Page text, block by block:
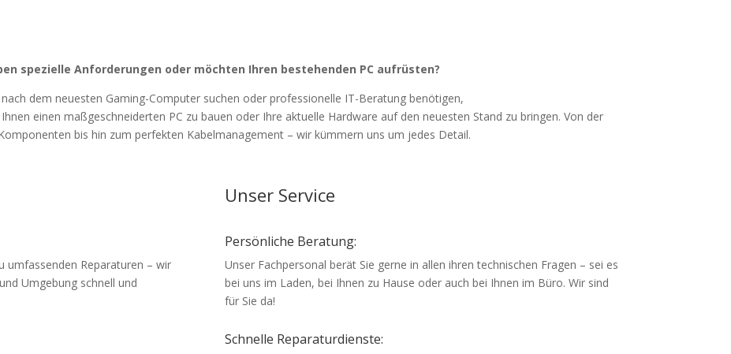
spezielle Anforderungen oder möchten Ihren bestehenden PC aufrüsten?
nach dem neuesten Gaming-Computer suchen oder professionelle IT-Beratung benötigen,
einen maßgeschneiderten PC zu bauen oder Ihre aktuelle Hardware auf den neuesten Stand zu bringen. Von der
bis hin zum perfekten Kabelmanagement – wir kümmern uns um jedes Detail.
umfassenden Reparaturen – wir
Umgebung schnell und
Unser Service
Persönliche Beratung:
Unser Fachpersonal berät Sie gerne in allen ihren technischen Fragen – sei es
bei uns im Laden, bei Ihnen zu Hause oder auch bei Ihnen im Büro. Wir sind
für Sie da!
Schnelle Reparaturdienste: